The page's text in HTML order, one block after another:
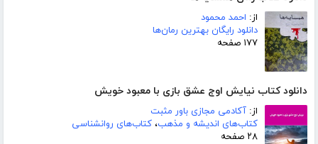
از: احمد محمود
دانلود رایگان بهترین رمان‌ها
۱۷۷ صفحه
دانلود کتاب نیایش اوج عشق بازی با معبود خویش
از: آکادمی مجازی باور مثبت
کتاب‌های اندیشه و مذهب، کتاب‌های روانشناسی
۲۸ صفحه